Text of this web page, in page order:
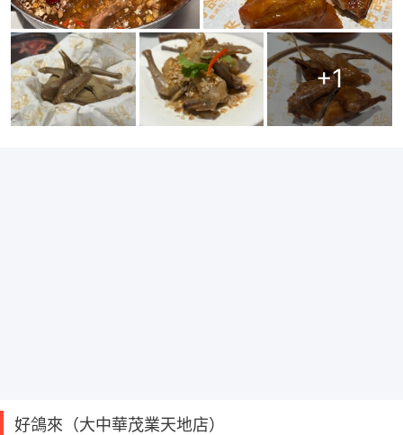
+1
好鴿來（大中華茂業天地店）